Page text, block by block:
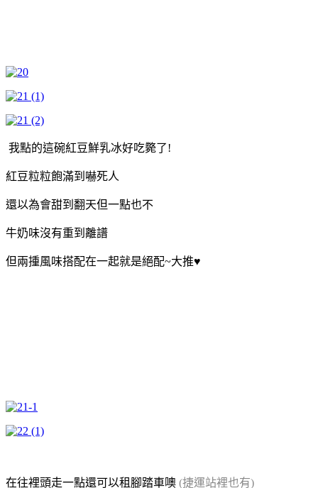
我點的這碗紅豆鮮乳冰好吃斃了!
紅豆粒粒飽滿到嚇死人
還以為會甜到翻天但一點也不
牛奶味沒有重到離譜
但兩揰風味搭配在一起就是絕配~大推♥
在往裡頭走一點還可以租腳踏車噢 (捷運站裡也有)